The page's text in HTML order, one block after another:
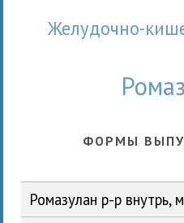
Желудочно-
ФОРМЫ
Ромазулан р-р